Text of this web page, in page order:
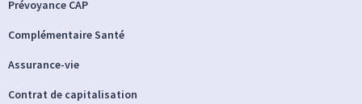
Prévoyance CAP
Complémentaire Santé
Assurance-vie
Contrat de capitalisation